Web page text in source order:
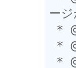
ー